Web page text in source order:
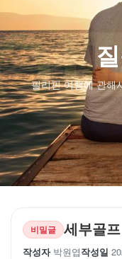
필리핀 여행에 관해
비밀글 세부골
작성자박원엽작성일